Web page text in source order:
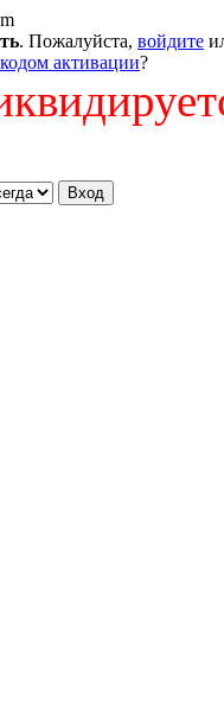
. Пожалуйста, войдите
активации?